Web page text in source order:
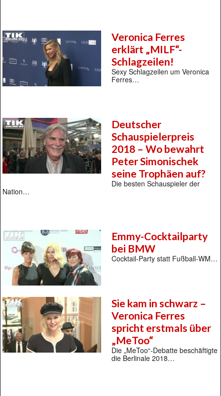
Veronica Ferres
erklärt „MILF“-
Schlagzeilen!
Sexy Schlagzeilen um Veronica
Ferres…
Deutscher
Schauspielerpreis
2018 – Wo bewahrt
Peter Simonischek
seine Trophäen auf?
Die besten Schauspieler der
Nation…
Emmy-Cocktailparty
bei BMW
Cocktail-Party statt Fußball-WM…
Sie kam in schwarz –
Veronica Ferres
spricht erstmals über
„MeToo“
Die „MeToo“-Debatte beschäftigte
die Berlinale 2018…